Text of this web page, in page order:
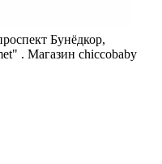
Бунёдкор,
. Магазин chiccobaby